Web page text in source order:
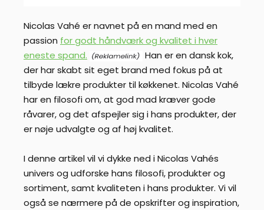
Nicolas Vahé er navnet på en mand med en
passion for godt håndværk og kvalitet i hver
eneste spand.
Han er en dansk kok,
der har skabt sit eget brand med fokus på at
tilbyde lækre produkter til køkkenet. Nicolas Vahé
har en filosofi om, at god mad kræver gode
råvarer, og det afspejler sig i hans produkter, der
er nøje udvalgte og af høj kvalitet.
I denne artikel vil vi dykke ned i Nicolas Vahés
univers og udforske hans filosofi, produkter og
sortiment, samt kvaliteten i hans produkter. Vi vil
også se nærmere på de opskrifter og inspiration,